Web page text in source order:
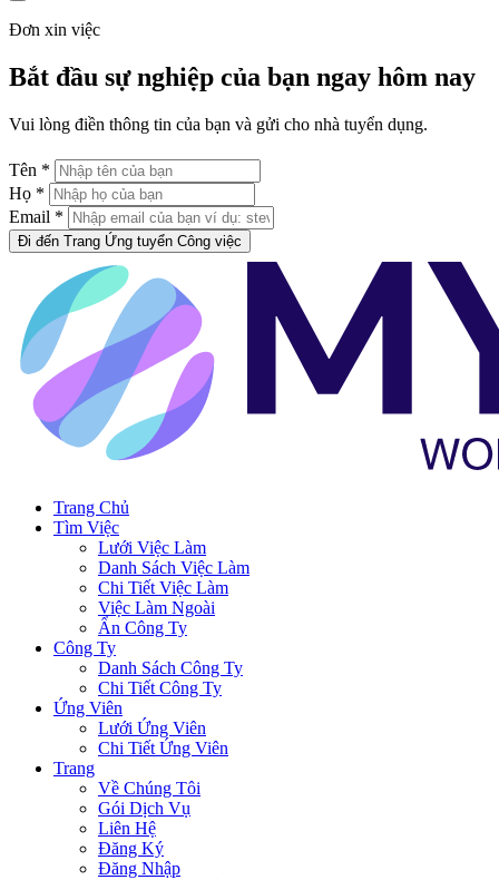
Đơn xin việc
Bắt đầu sự nghiệp của bạn ngay hôm nay
Vui lòng điền thông tin của bạn và gửi cho nhà tuyển dụng.
Tên *
Họ *
Email *
Đi đến Trang Ứng tuyển Công việc
Trang Chủ
Tìm Việc
Lưới Việc Làm
Danh Sách Việc Làm
Chi Tiết Việc Làm
Việc Làm Ngoài
Ẩn Công Ty
Công Ty
Danh Sách Công Ty
Chi Tiết Công Ty
Ứng Viên
Lưới Ứng Viên
Chi Tiết Ứng Viên
Trang
Về Chúng Tôi
Gói Dịch Vụ
Liên Hệ
Đăng Ký
Đăng Nhập